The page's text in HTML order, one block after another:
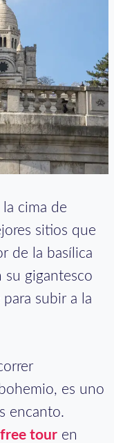
la cima de
sitios que
de la basílica
su gigantesco
subir a la
es uno
encanto.
free tour en